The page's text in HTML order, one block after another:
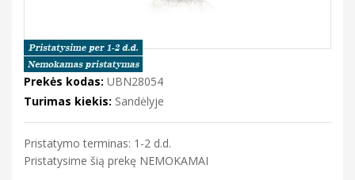
Prekės kodas: UBN28054
Turimas kiekis: Sandėlyje
Pristatymo terminas: 1-2 d.d.
Pristatysime šią prekę NEMOKAMAI